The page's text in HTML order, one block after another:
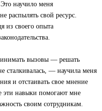
научило меня
распылять свой ресурс.
из своего опыта
вызовы — решать
сталкивалась, — научила меня
и отстаивать свое мнение
эти навыки помогают мне
своим сотрудникам.